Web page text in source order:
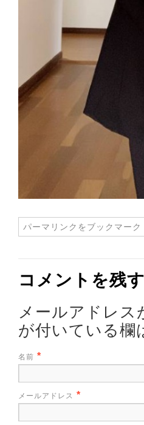
パーマリンク をブックマーク
コメントを残す
メールアドレ
が付いている欄
名前 *
メールアドレス *